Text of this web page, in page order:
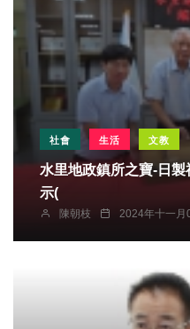
社會 生活 文教
水里地政鎮所之寶-日
示(
陳朝枝 2024年十一月